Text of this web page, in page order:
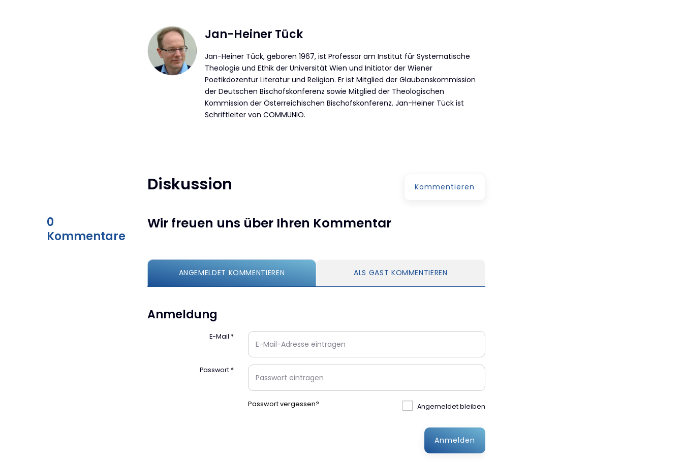
Jan-Heiner Tück
Jan-Heiner Tück, geboren 1967, ist Professor am Institut für Systematische
Theologie und Ethik der Universität Wien und Initiator der Wiener
Poetikdozentur Literatur und Religion. Er ist Mitglied der Glaubenskommission
der Deutschen Bischofskonferenz sowie Mitglied der Theologischen
Kommission der Österreichischen Bischofskonferenz. Jan-Heiner Tück ist
Schriftleiter von COMMUNIO.
Diskussion Kommentieren
0
Kommentare
Wir freuen uns über Ihren Kommentar
ANGEMELDET KOMMENTIEREN ALS GAST KOMMENTIEREN
Anmeldung
E-Mail *
Passwort *
Passwort vergessen? Angemeldet bleiben
Anmelden